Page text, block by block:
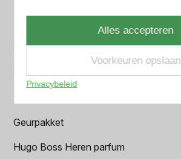
Chanel Heren parfum
Creed heren parfum
Geurpakket
Hugo Boss Heren parfum
Alles accepteren
Voorkeuren opslaan
Privacybeleid